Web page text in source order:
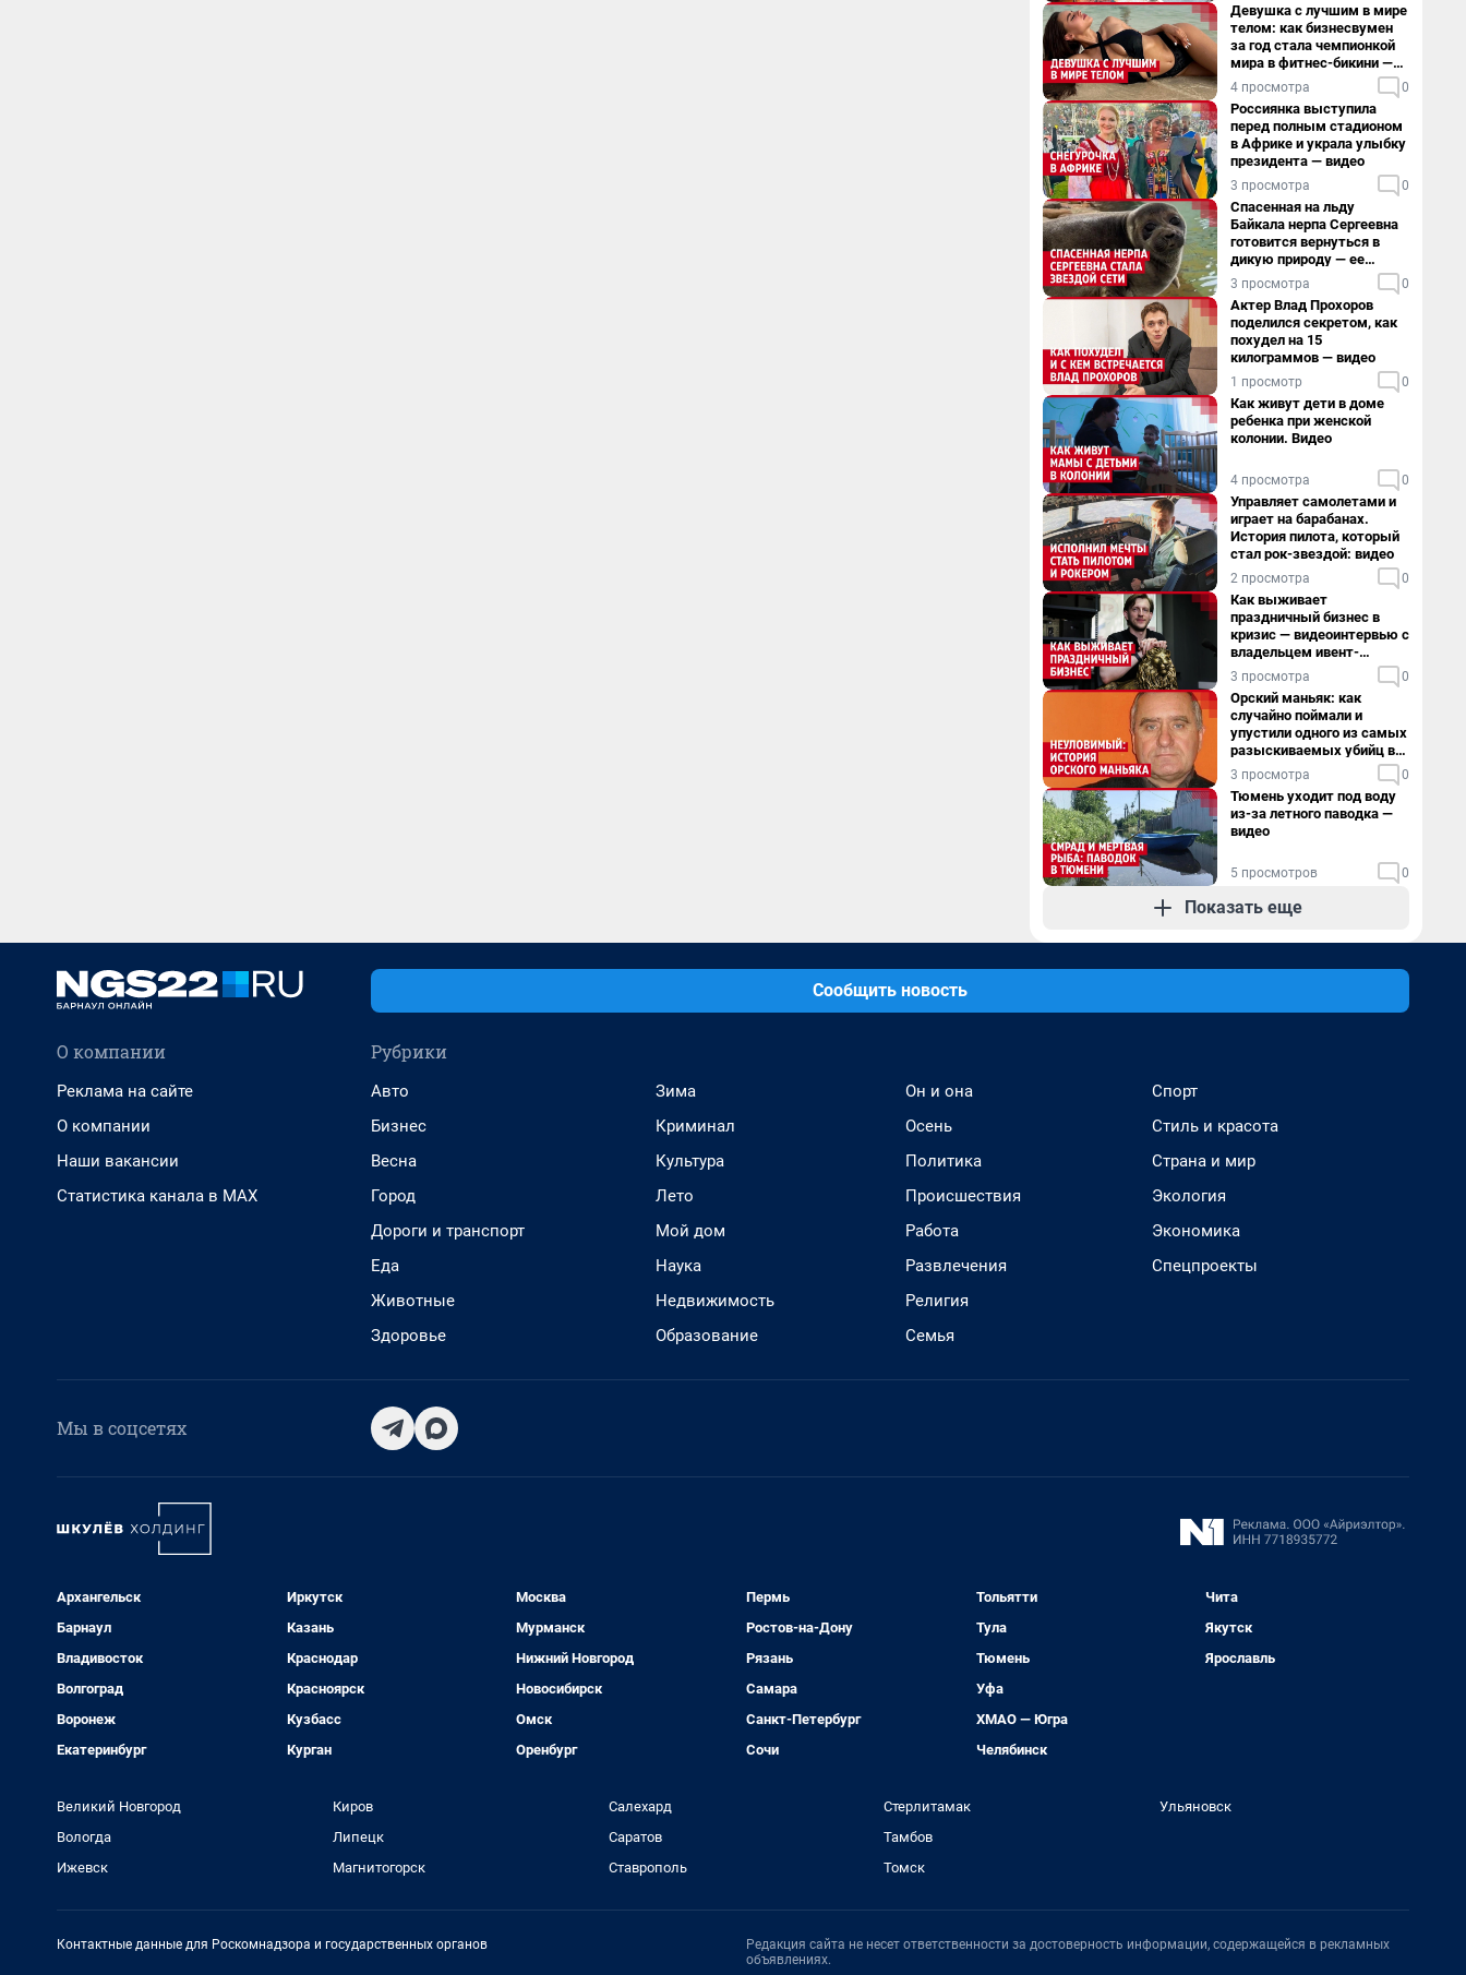
Девушка с лучшим в мире
телом: как бизнесвумен
за год стала чемпионкой
мира в фитнес-бикини —
видео
4 просмотра 0
Россиянка выступила
перед полным стадионом
в Африке и украла улыбку
президента — видео
3 просмотра 0
Спасенная на льду
Байкала нерпа Сергеевна
готовится вернуться в
дикую природу — ее
видеоистория
3 просмотра 0
Актер Влад Прохоров
поделился секретом, как
похудел на 15
килограммов — видео
1 просмотр 0
Как живут дети в доме
ребенка при женской
колонии. Видео
4 просмотра 0
Управляет самолетами и
играет на барабанах.
История пилота, который
стал рок-звездой: видео
2 просмотра 0
Как выживает
праздничный бизнес в
кризис — видеоинтервью с
владельцем ивент-
агентства
3 просмотра 0
Орский маньяк: как
случайно поймали и
упустили одного из самых
разыскиваемых убийц в
России. Видео
3 просмотра 0
Тюмень уходит под воду
из-за летного паводка —
видео
5 просмотров 0
Показать еще
Сообщить новость
О компании
Реклама на сайте
О компании
Наши вакансии
Статистика канала в MAX
Рубрики
Авто
Бизнес
Весна
Город
Дороги и транспорт
Еда
Животные
Здоровье
Зима
Криминал
Культура
Лето
Мой дом
Наука
Недвижимость
Образование
Он и она
Осень
Политика
Происшествия
Работа
Развлечения
Религия
Семья
Спорт
Стиль и красота
Страна и мир
Экология
Экономика
Спецпроекты
Мы в соцсетях
Архангельск
Барнаул
Владивосток
Волгоград
Воронеж
Екатеринбург
Иркутск
Казань
Краснодар
Красноярск
Кузбасс
Курган
Москва
Мурманск
Нижний Новгород
Новосибирск
Омск
Оренбург
Пермь
Ростов-на-Дону
Рязань
Самара
Санкт-Петербург
Сочи
Тольятти
Тула
Тюмень
Уфа
ХМАО — Югра
Челябинск
Чита
Якутск
Ярославль
Великий Новгород
Вологда
Ижевск
Киров
Липецк
Магнитогорск
Салехард
Саратов
Ставрополь
Стерлитамак
Тамбов
Томск
Ульяновск
Контактные данные для Роскомнадзора и государственных органов
Редакция сайта не несет ответственности за достоверность информации, содержащейся в рекламных
объявлениях.